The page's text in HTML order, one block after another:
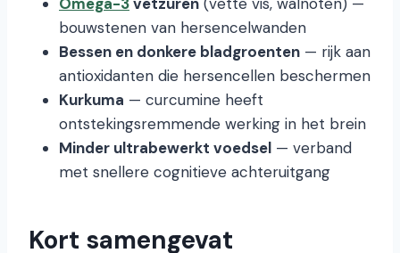
bouwstenen van hersencelwanden
Bessen en donkere bladgroenten — rijk aan
antioxidanten die hersencellen beschermen
Kurkuma — curcumine heeft
ontstekingsremmende werking in het brein
Minder ultrabewerkt voedsel — verband
met snellere cognitieve achteruitgang
Kort samengevat